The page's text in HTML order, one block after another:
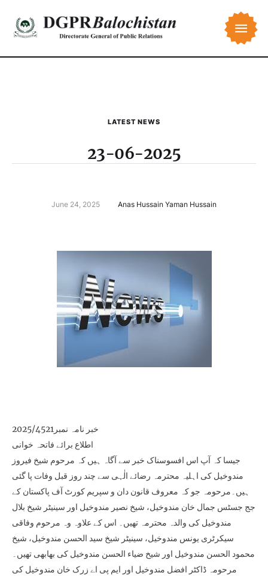
LATEST NEWS
23-06-2025
June 24, 2025 Anas Hussain Yaman Hussain
خبر نامہ نمبر2025/4521
اطلاع برائے فاتحہ خوانی
جیسا کہ آپ اس افسوسناک خبر سے آگاہ ہیں کہ مرحوم شیخ فیروز
مندوخیل کی اہلیہ محترمہ رضائے الٰہی سے چند روز قبل وفات پا گئی
ہیں۔مرحومہ جو کہ معروف قانون دان و سپریم کورٹ آف پاکستان کے
جج جسٹس جمال خان مندوخیل، شیخ نصیر مندوخیل اور سینیٹر شیخ بلال
مندوخیل کی والدہ محترمہ تھیں۔ اس کے علاوہ وہ مرحوم وفاقی
سیکرٹری یونس مندوخیل، سینیٹر شیخ سید الحسن مندوخیل، شیخ
محمود الحسن مندوخیل اور شیخ ضیاء الحسن مندوخیل کی بھابھی تھیں۔
مرحومہ ڈاکٹر افضل مندوخیل اور ایم پی اے زرک خان مندوخیل کی